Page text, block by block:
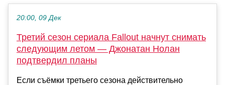
20:00, 09 Дек
Третий сезон сериала Fallout начнут снимать
следующим летом — Джонатан Нолан
подтвердил планы
Если съёмки третьего сезона действительно